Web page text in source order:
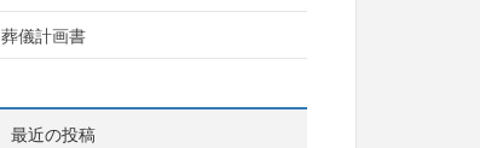
葬儀計画書
最近の投稿